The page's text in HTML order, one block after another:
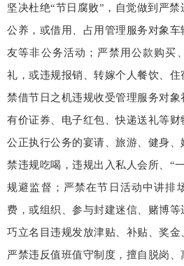
坚决杜绝“节日腐败”，自觉做到严
公养，或借用、占用管理服务对象
友等非公务活动；严禁用公款购买
礼，或违规报销、转嫁个人餐饮、
禁借节日之机违规收受管理服务对象
有价证券、电子红包、快递送礼等财
公正执行公务的宴请、旅游、健身
禁违规吃喝，违规出入私人会所、“
规避监督；严禁在节日活动中讲排
费，或组织、参与封建迷信、赌博
巧立名目违规发放津贴、补贴、奖金
严禁违反值班值守制度，擅自脱岗